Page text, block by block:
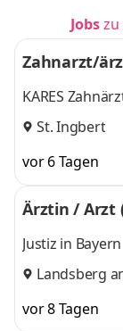
Jobszu
Zahnarzt/
KARES
St. Ingbert
vor 6 Tagen
Ärztin / Arzt
Justiz in Bayern
Landsberg
vor 8 Tagen